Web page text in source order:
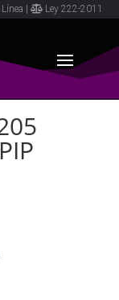
Ley 222-2011